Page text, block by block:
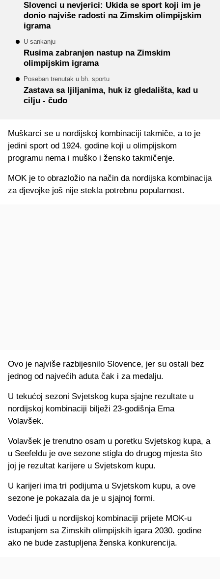
Slovenci u nevjerici: Ukida se sport koji im je
donio najviše radosti na Zimskim olimpijskim
igrama
U sankanju
Rusima zabranjen nastup na Zimskim
olimpijskim igrama
Poseban trenutak u bh. sportu
Zastava sa ljiljanima, huk iz gledališta, kad u
cilju - čudo
Muškarci se u nordijskoj kombinaciji takmiče, a to je
jedini sport od 1924. godine koji u olimpijskom
programu nema i muško i žensko takmičenje.
MOK je to obrazložio na način da nordijska kombinacija
za djevojke još nije stekla potrebnu popularnost.
Ovo je najviše razbijesnilo Slovence, jer su ostali bez
jednog od najvećih aduta čak i za medalju.
U tekućoj sezoni Svjetskog kupa sjajne rezultate u
nordijskoj kombinaciji bilježi 23-godišnja Ema
Volavšek.
Volavšek je trenutno osam u poretku Svjetskog kupa, a
u Seefeldu je ove sezone stigla do drugog mjesta što
joj je rezultat karijere u Svjetskom kupu.
U karijeri ima tri podijuma u Svjetskom kupu, a ove
sezone je pokazala da je u sjajnoj formi.
Vodeći ljudi u nordijskoj kombinaciji prijete MOK-u
istupanjem sa Zimskih olimpijskih igara 2030. godine
ako ne bude zastupljena ženska konkurencija.